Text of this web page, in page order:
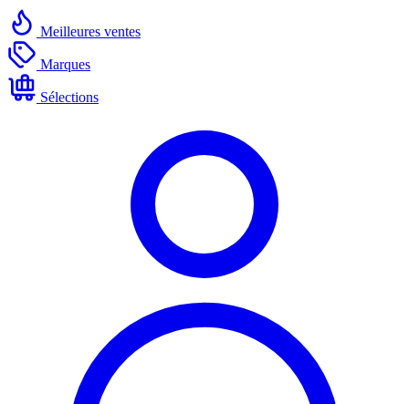
Meilleures ventes
Marques
Sélections